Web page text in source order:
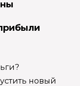
новый